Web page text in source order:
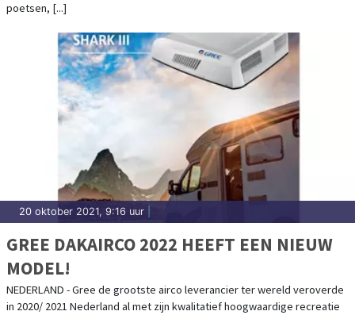
poetsen, [...]
20 oktober 2021, 9:16 uur
GREE DAKAIRCO 2022 HEEFT EEN NIEUW
MODEL!
NEDERLAND - Gree de grootste airco leverancier ter wereld veroverde
in 2020/ 2021 Nederland al met zijn kwalitatief hoogwaardige recreatie